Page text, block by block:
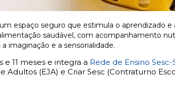
espaço seguro que estimula o aprendizado
saudável, com acompanhamento
imaginação e a sensorialidade.
11 meses e integra a Rede de Ensino Sesc-
Adultos (EJA) e Criar Sesc (Contraturno